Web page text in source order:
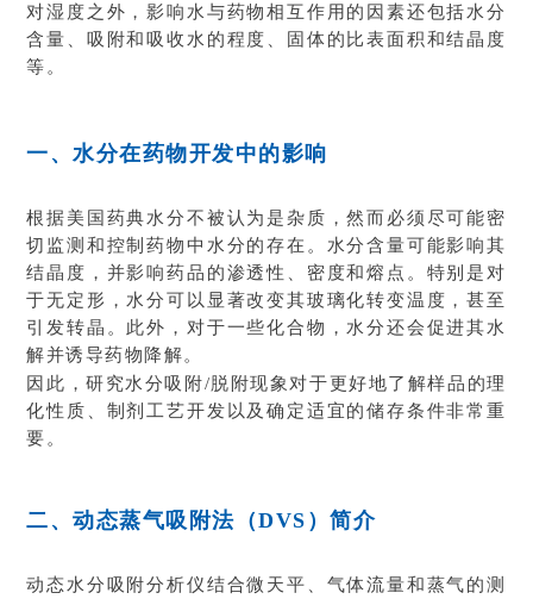
对湿度之外，影响水与药物相互作用的因素还包括水分
含量、吸附和吸收水的程度、固体的比表面积和结晶度
等。
一、水分在药物开发中的影响
根据美国药典水分不被认为是杂质，然而必须尽可能密
切监测和控制药物中水分的存在。水分含量可能影响其
结晶度，并影响药品的渗透性、密度和熔点。特别是对
于无定形，水分可以显著改变其玻璃化转变温度，甚至
引发转晶。此外，对于一些化合物，水分还会促进其水
解并诱导药物降解。
因此，研究水分吸附/脱附现象对于更好地了解样品的理
化性质、制剂工艺开发以及确定适宜的储存条件非常重
要。
二、动态蒸气吸附法（DVS）简介
动态水分吸附分析仪结合微天平、气体流量和蒸气的测